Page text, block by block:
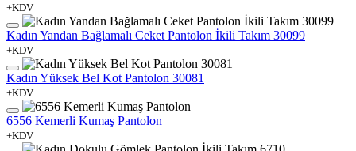
+KDV
Kadın Yandan Bağlamalı Ceket Pantolon İkili Takım 30099
+KDV
Kadın Yüksek Bel Kot Pantolon 30081
+KDV
6556 Kemerli Kumaş Pantolon
+KDV